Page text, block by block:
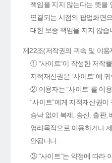
책임을 지지 않는다는 뜻을
연결되는 시점의 팝업화면
대한 보증 책임을 지지 않습
제22조(저작권의 귀속 및 이용
① “사이트“이 작성한 저작
지적재산권은 ”사이트“에 귀
② 이용자는 “사이트”를 이
“사이트”에게 지적재산권이
승낙 없이 복제, 송신, 출판,
영리목적으로 이용하거나
안됩니다.
③ “사이트”는 약정에 따라